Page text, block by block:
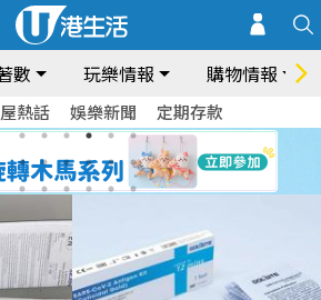
數 玩樂情報 購物情報
熱話 娛樂新聞 定期存款